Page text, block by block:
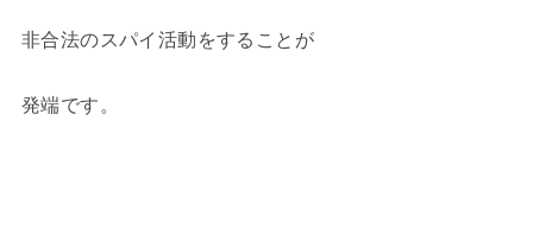
非合法のスパイ活動をすることが
発端です。